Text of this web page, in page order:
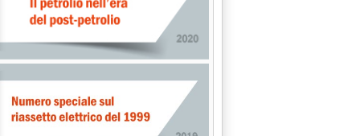
MERCATI INTERNAZIONALI'